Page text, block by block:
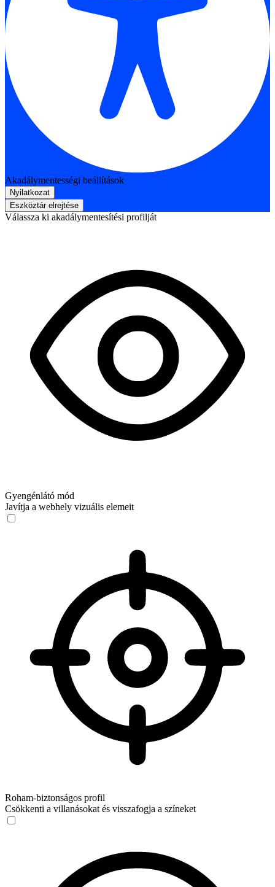
Akadálymentességi beállítások
Nyilatkozat
Eszköztár elrejtése
Válassza ki akadálymentesítési profilját
Gyengénlátó mód
Javítja a webhely vizuális elemeit
Roham‑biztonságos profil
Csökkenti a villanásokat és visszafogja a színeket